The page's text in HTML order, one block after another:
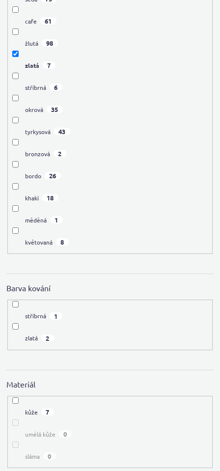
cafe 61
žlutá 98
zlatá 7
stříbrná 6
okrová 35
tyrkysová 43
bronzová 2
bordo 26
khaki 18
měděná 1
květovaná 8
Barva kování
stříbrná 1
zlatá 2
Materiál
kůže 7
umělá kůže 0
sláma 0